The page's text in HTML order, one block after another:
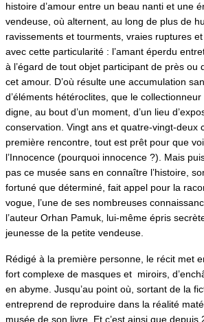
histoire d’amour entre un beau nanti et une
vendeuse, où alternent, au long de plus de
ravissements et tourments, vraies ruptures
avec cette particularité : l’amant éperdu
à l’égard de tout objet participant de près ou
cet amour. D’où résulte une accumulation
d’éléments hétéroclites, que le
digne, au bout d’un moment, d’un lieu
conservation. Vingt ans et quatre-vingt-deux
première rencontre, tout est prêt pour que
l’Innocence (pourquoi innocence ?). Mais
pas ce musée sans en connaître l’histoire,
fortuné que déterminé, fait appel pour la
vogue, l’une de ses nombreuses
l’auteur Orhan Pamuk, lui-même épris
jeunesse de la petite vendeuse.
Rédigé à la première personne, le récit met
fort complexe de masques et miroirs,
en abyme. Jusqu’au point où, sortant de la
entreprend de reproduire dans la réalité
musée de son livre. Et c’est ainsi que depuis